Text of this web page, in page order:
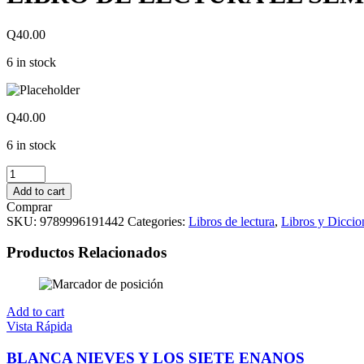
Q40.00
6 in stock
Q40.00
6 in stock
LIBRO
DE
LECTURA
EL
SEMBRADOR
ESCOLAR
No.2
quantity
Add to cart
Comprar
SKU: 9789996191442 Categories: Libros de lectura, Libros y
Productos Relacionados
Add to cart
Vista Rápida
BLANCA NIEVES Y LOS SIETE ENANOS